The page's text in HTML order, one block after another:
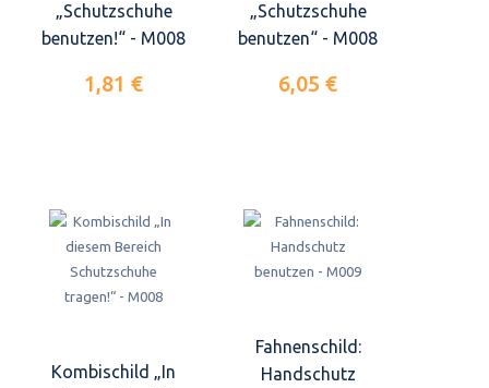
„Schutzschuhe
benutzen!“ - M008
1,81 €
„Schutzschuhe
benutzen“ - M008
6,05 €
Kombischild „In
Fahnenschild:
Handschutz